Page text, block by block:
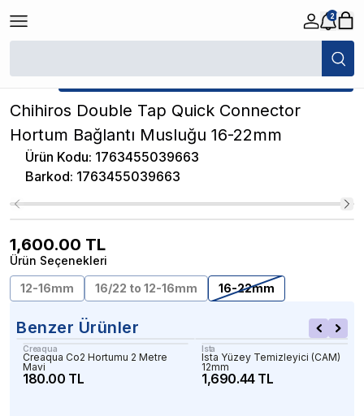
2
/ Chihiros Double Tap Quick
★ Atakan Petshop, Chihiros yetkili satıcısıdır.
Chihiros Double Tap Quick Connector
Hortum Bağlantı Musluğu 16-22mm
Ürün Kodu: 1763455039663
Barkod: 1763455039663
1,600.00 TL
Ürün Seçenekleri
12-16mm
16/22 to 12-16mm 16-22mm
Benzer Ürünler
Creaqua
Creaqua Co2 Hortumu 2 Metre
Mavi
180.00 TL
Ista
Ista Yüzey Temizleyici (CAM)
12mm
1,690.44 TL